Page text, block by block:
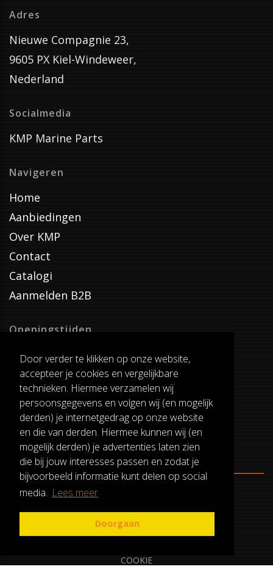
Door verder te klikken op onze website,
accepteer je cookies en vergelijkbare
technieken. Hiermee verzamelen wij
persoonsgegevens en volgen wij (en mogelijk
derden) je internetgedrag op onze website
en die van derden. Hiermee kunnen wij (en
mogelijk derden) je advertenties laten zien
die bij jouw interesses passen en zodat je
bijvoorbeeld informatie kunt delen op social
media. Lees meer
Doorgaan
Adres
Nieuwe Compagnie 23,
9605 PX Kiel-Windeweer,
Nederland
Socialmedia
KMP Marine Parts
Navigeren
Home
Aanbiedingen
Over KMP
Contact
Catalogi
Aanmelden B2B
Openingstijden
Dinsdag T/M Zaterdag
van 8:00-17:00
Verzenddagen
Dinsdag T/M Vrijdag
Pauze
12:30-13:00
ALGEMENE VOORWAARDEN
RUILEN EN RETOURNEREN
COOKIE